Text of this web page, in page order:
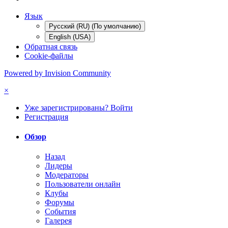
Язык
Русский (RU) (По умолчанию)
English (USA)
Обратная связь
Cookie-файлы
Powered by Invision Community
×
Уже зарегистрированы? Войти
Регистрация
Обзор
Назад
Лидеры
Модераторы
Пользователи онлайн
Клубы
Форумы
События
Галерея